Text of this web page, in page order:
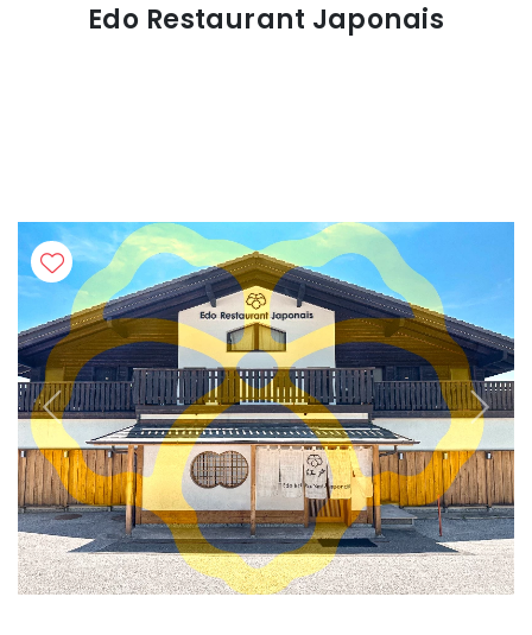
Edo Restaurant Japonais
Previous Next